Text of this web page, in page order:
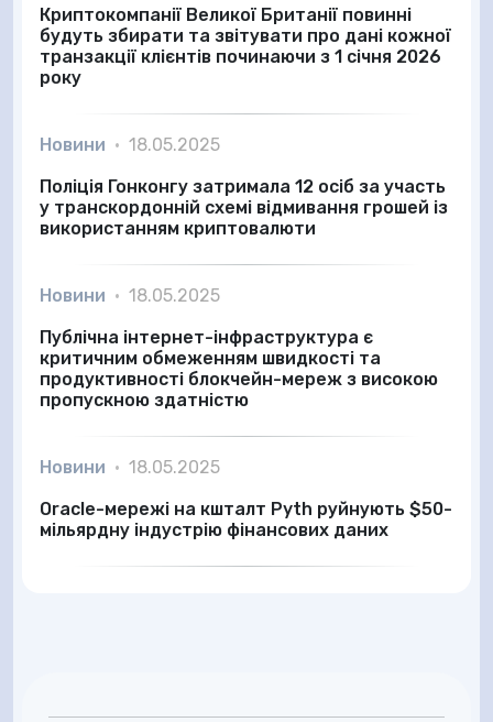
Криптокомпанії Великої Британії повинні
будуть збирати та звітувати про дані кожної
транзакції клієнтів починаючи з 1 січня 2026
року
Новини • 18.05.2025
Поліція Гонконгу затримала 12 осіб за участь
у транскордонній схемі відмивання грошей із
використанням криптовалюти
Новини • 18.05.2025
Публічна інтернет-інфраструктура є
критичним обмеженням швидкості та
продуктивності блокчейн-мереж з високою
пропускною здатністю
Новини • 18.05.2025
Oracle-мережі на кшталт Pyth руйнують $50-
мільярдну індустрію фінансових даних